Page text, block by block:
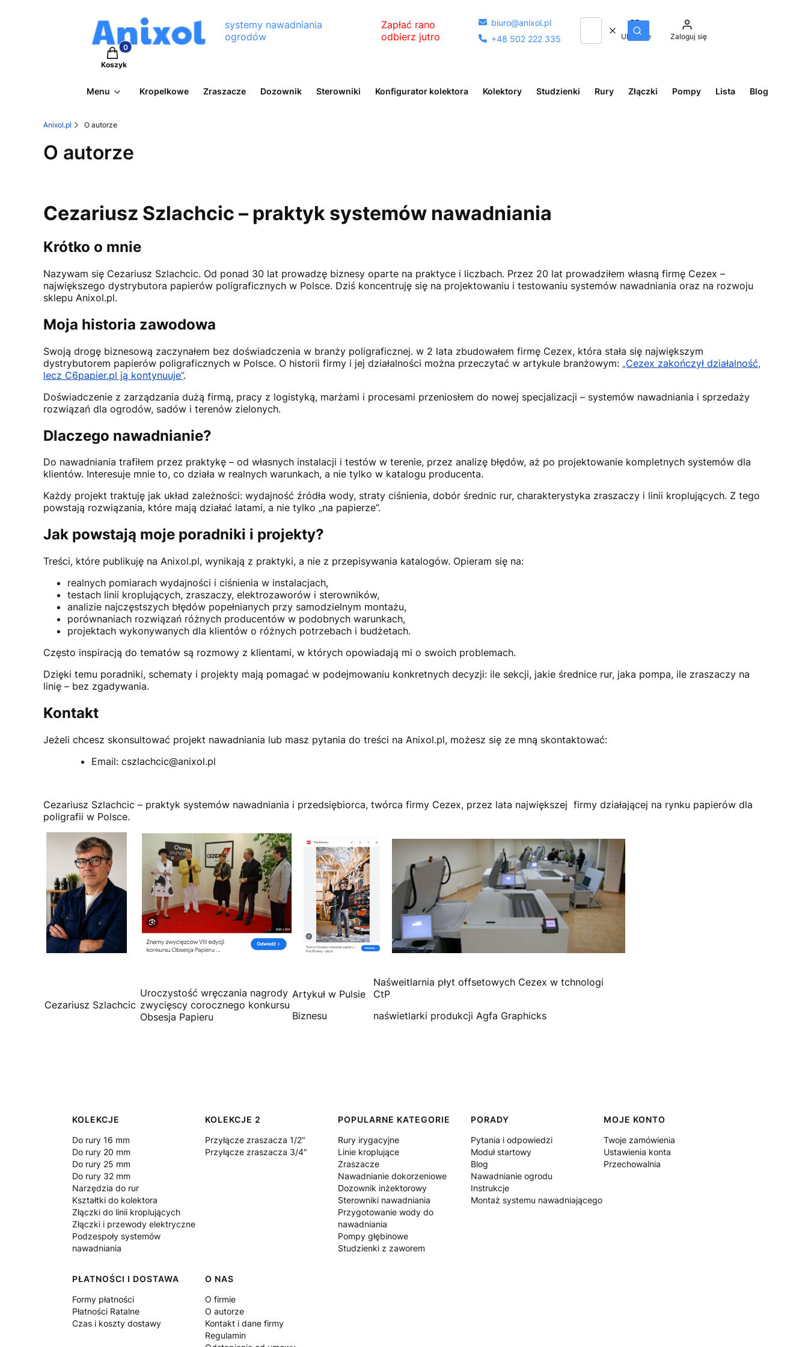
systemy nawadniania
ogrodów
Zapłać rano
odbierz jutro
 biuro@anixol.pl
 +48 502 222 335 WyczyśćSzukaj
Ulubione Zaloguj się
Produkty w koszyku: 0. Zobacz szczegóły
Koszyk
Menu Kropelkowe Zraszacze Dozownik Sterowniki Konfigurator kolektora Kolektory Studzienki Rury Złączki Pompy Lista Blog
Anixol.pl O autorze
O autorze
Cezariusz Szlachcic – praktyk systemów nawadniania
Krótko o mnie
Nazywam się Cezariusz Szlachcic. Od ponad 30 lat prowadzę biznesy oparte na praktyce i liczbach. Przez 20 lat prowadziłem własną firmę Cezex –
największego dystrybutora papierów poligraficznych w Polsce. Dziś koncentruję się na projektowaniu i testowaniu systemów nawadniania oraz na rozwoju
sklepu Anixol.pl.
Moja historia zawodowa
Swoją drogę biznesową zaczynałem bez doświadczenia w branży poligraficznej. w 2 lata zbudowałem firmę Cezex, która stała się największym
dystrybutorem papierów poligraficznych w Polsce. O historii firmy i jej działalności można przeczytać w artykule branżowym: „Cezex zakończył działalność,
lecz C6papier.pl ją kontynuuje”.
Doświadczenie z zarządzania dużą firmą, pracy z logistyką, marżami i procesami przeniosłem do nowej specjalizacji – systemów nawadniania i sprzedaży
rozwiązań dla ogrodów, sadów i terenów zielonych.
Dlaczego nawadnianie?
Do nawadniania trafiłem przez praktykę – od własnych instalacji i testów w terenie, przez analizę błędów, aż po projektowanie kompletnych systemów dla
klientów. Interesuje mnie to, co działa w realnych warunkach, a nie tylko w katalogu producenta.
Każdy projekt traktuję jak układ zależności: wydajność źródła wody, straty ciśnienia, dobór średnic rur, charakterystyka zraszaczy i linii kroplujących. Z tego
powstają rozwiązania, które mają działać latami, a nie tylko „na papierze”.
Jak powstają moje poradniki i projekty?
Treści, które publikuję na Anixol.pl, wynikają z praktyki, a nie z przepisywania katalogów. Opieram się na:
realnych pomiarach wydajności i ciśnienia w instalacjach,
testach linii kroplujących, zraszaczy, elektrozaworów i sterowników,
analizie najczęstszych błędów popełnianych przy samodzielnym montażu,
porównaniach rozwiązań różnych producentów w podobnych warunkach,
projektach wykonywanych dla klientów o różnych potrzebach i budżetach.
Często inspiracją do tematów są rozmowy z klientami, w których opowiadają mi o swoich problemach.
Dzięki temu poradniki, schematy i projekty mają pomagać w podejmowaniu konkretnych decyzji: ile sekcji, jakie średnice rur, jaka pompa, ile zraszaczy na
linię – bez zgadywania.
Kontakt
Jeżeli chcesz skonsultować projekt nawadniania lub masz pytania do treści na Anixol.pl, możesz się ze mną skontaktować:
Email: cszlachcic@anixol.pl
Cezariusz Szlachcic – praktyk systemów nawadniania i przedsiębiorca, twórca firmy Cezex, przez lata największej firmy działającej na rynku papierów dla
poligrafii w Polsce.
Cezariusz Szlachcic
Uroczystość wręczania nagrody
zwycięscy corocznego konkursu
Obsesja Papieru
Artykuł w Pulsie
Biznesu
Naśweitlarnia płyt offsetowych Cezex w tchnologi
CtP
naświetlarki produkcji Agfa Graphicks
Linki w stopce
KOLEKCJE
Do rury 16 mm
Do rury 20 mm
Do rury 25 mm
Do rury 32 mm
Narzędzia do rur
Kształtki do kolektora
Złączki do linii kroplujących
Złączki i przewody elektryczne
Podzespoły systemów
nawadniania
KOLEKCJE 2
Przyłącze zraszacza 1/2"
Przyłącze zraszacza 3/4"
POPULARNE KATEGORIE
Rury irygacyjne
Linie kroplujące
Zraszacze
Nawadnianie dokorzeniowe
Dozownik inżektorowy
Sterowniki nawadniania
Przygotowanie wody do
nawadniania
Pompy głębinowe
Studzienki z zaworem
PORADY
Pytania i odpowiedzi
Moduł startowy
Blog
Nawadnianie ogrodu
Instrukcje
Montaż systemu nawadniającego
MOJE KONTO
Twoje zamówienia
Ustawienia konta
Przechowalnia
PŁATNOŚCI I DOSTAWA
Formy płatności
Płatności Ratalne
Czas i koszty dostawy
O NAS
O firmie
O autorze
Kontakt i dane firmy
Regulamin